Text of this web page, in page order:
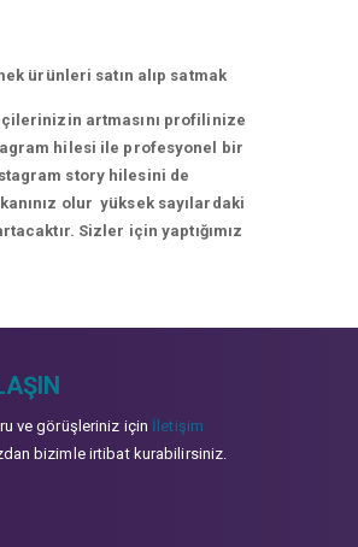
ürünleri satın alıp satmak
artmasını profilinize
hilesi ile profesyonel bir
story hilesini de
olur yüksek sayılardaki
Sizler için yaptığımız
ve görüşleriniz için İletişim
bizimle irtibat kurabilirsiniz.